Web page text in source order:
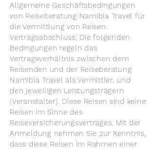
Allgemeine Geschäftsbedingungen
von Reiseberatung Namibia Travel für
die Vermittlung von Reisen.
Vertragsabschluss: Die folgenden
Bedingungen regeln das
Vertragsverhältnis zwischen dem
Reisenden und der Reiseberatung
Namibia Travel als Vermittler, und
den jeweiligen Leistungsträgern
(Veranstalter). Diese Reisen sind keine
Reisen im Sinne des
Reiseversicherungsvertrages. Mit der
Anmeldung nehmen Sie zur Kenntnis,
dass diese Reisen im Rahmen einer